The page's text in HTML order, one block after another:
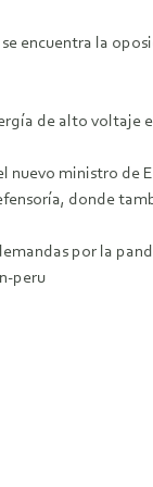
encuentra la
de alto voltaje
ministro
donde
por la
peru